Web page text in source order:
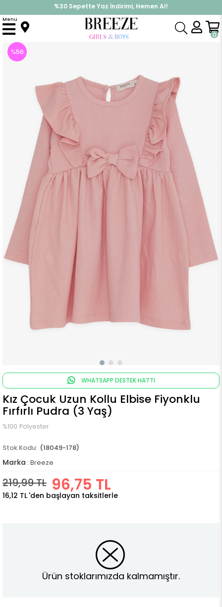
%30 Sepette Yaz İndirimi, Hemen Al!
İndirimlere ek %10 İndirimi Kap, Hemen Üye Ol!
0
Menu
Anasayfa Elbise Modelleri Uzun Kol Elbise
%56
WHATSAPP DESTEK HATTI
Kız Çocuk Uzun Kollu Elbise Fiyonklu
Fırfırlı Pudra (3 Yaş)
%100 Polyester
(18049-178)
Marka : Breeze
219,99 TL 96,75 TL
16,12 TL 'den başlayan taksitlerle
Ürün stoklarımızda kalmamıştır.